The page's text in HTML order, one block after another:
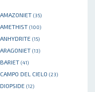
AMAZONIET (35)
AMETHIST (100)
ANHYDRITE (15)
ARAGONIET (13)
BARIET (41)
CAMPO DEL CIELO (23)
DIOPSIDE (12)